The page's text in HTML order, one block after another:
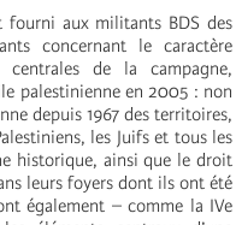
fourni aux militants BDS des
concernant le caractère
centrales de la campagne,
palestinienne en 2005 : non
depuis 1967 des territoires,
les Juifs et tous les
historique, ainsi que le droit
leurs foyers dont ils ont été
également – comme la IVe